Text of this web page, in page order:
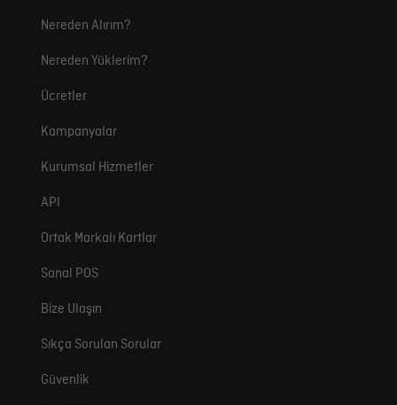
Nereden Alırım?
Nereden Yüklerim?
Ücretler
Kampanyalar
Kurumsal Hizmetler
API
Ortak Markalı Kartlar
Sanal POS
Bize Ulaşın
Sıkça Sorulan Sorular
Güvenlik